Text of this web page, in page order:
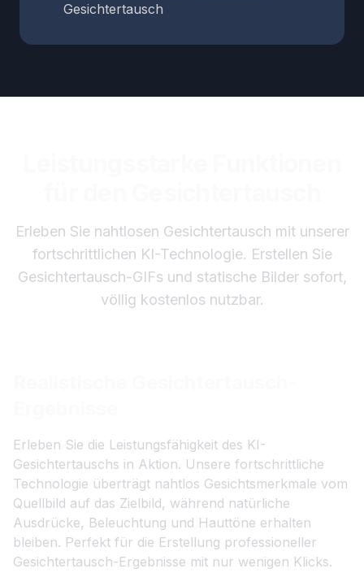
Gesichtertausch
Erleben Sie nahtlosen Gesichtertausch mit unserer
fortschrittlichen KI-Technologie. Erstellen Sie
Gesichtertausch-GIFs und statische Bilder sofort,
völlig kostenlos nutzbar.
Erleben Sie die Leistungsfähigkeit des KI-
Gesichtertauschs in Aktion. Unsere fortschrittliche
Technologie überträgt nahtlos Gesichtsmerkmale vom
Quellbild auf das Zielbild, während natürliche
Ausdrücke, Beleuchtung und Hauttöne erhalten
bleiben. Perfekt für die Erstellung professioneller
Gesichtertausch-Ergebnisse mit nur wenigen Klicks.